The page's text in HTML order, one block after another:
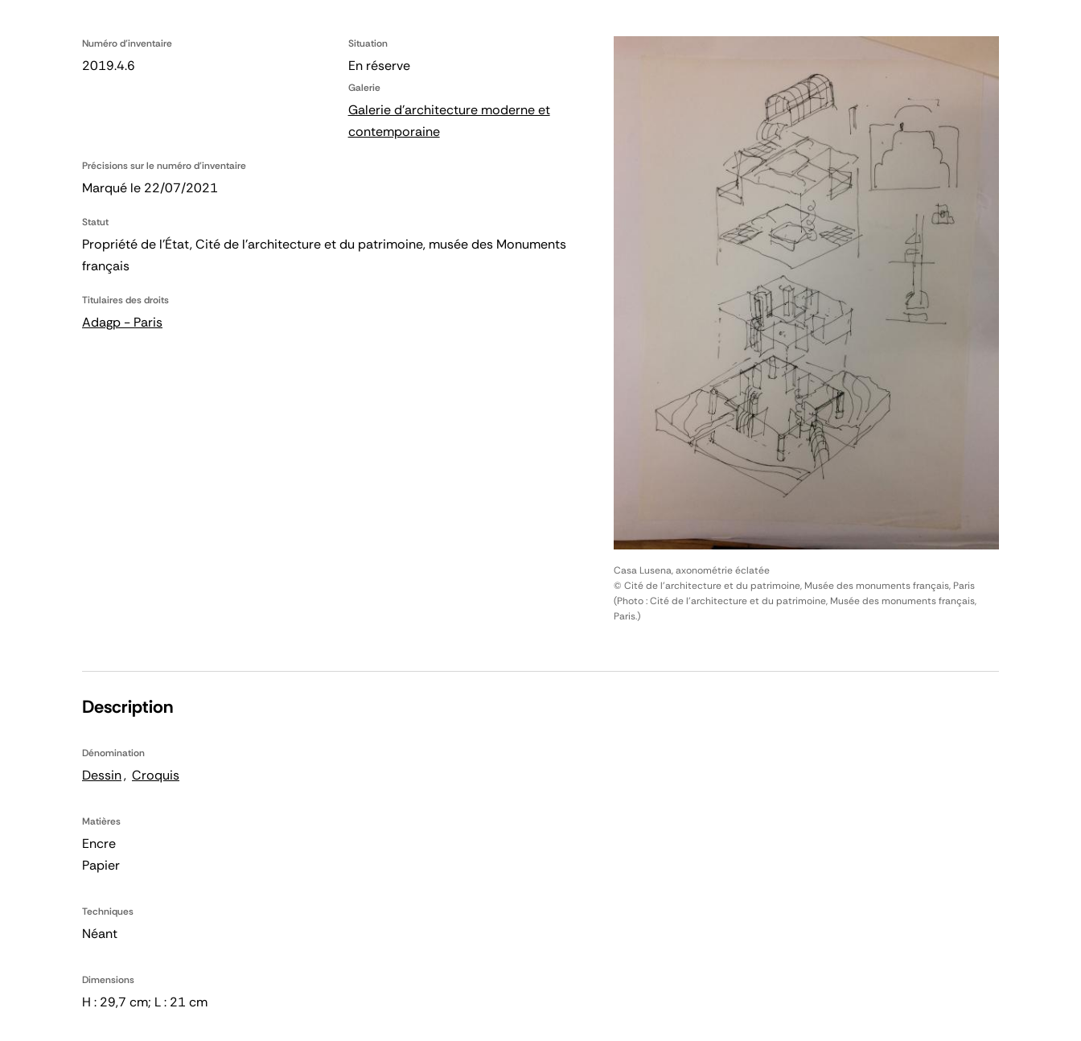
Numéro d'inventaire
2019.4.6
Situation
En réserve
Galerie
Galerie d'architecture moderne et
contemporaine
Précisions sur le numéro d'inventaire
Marqué le 22/07/2021
Statut
Propriété de l’État, Cité de l’architecture et du patrimoine, musée des Monuments
français
Titulaires des droits
Adagp - Paris
Casa Lusena, axonométrie éclatée
© Cité de l'architecture et du patrimoine, Musée des monuments français, Paris
(Photo : Cité de l'architecture et du patrimoine, Musée des monuments français,
Paris.)
Description
Dénomination
Dessin Croquis
Matières
Encre
Papier
Techniques
Néant
Dimensions
H : 29,7 cm; L : 21 cm